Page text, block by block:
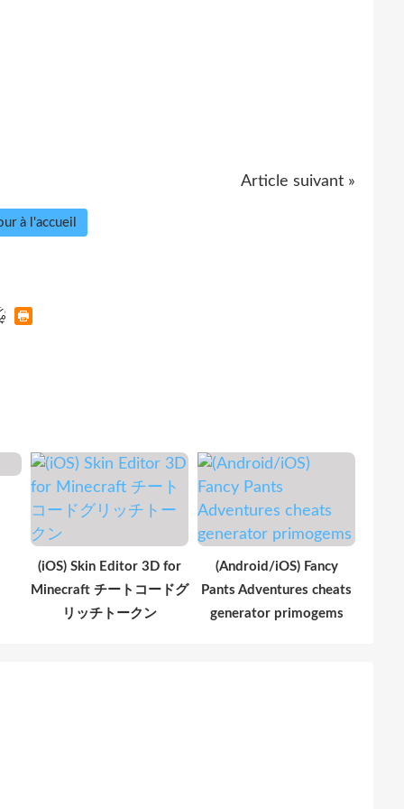
Article suivant »
à l'accueil
(iOS) Skin Editor 3D for
Minecraft チートコードグ
リッチトークン
(Android/iOS) Fancy
Pants Adventures cheats
generator primogems